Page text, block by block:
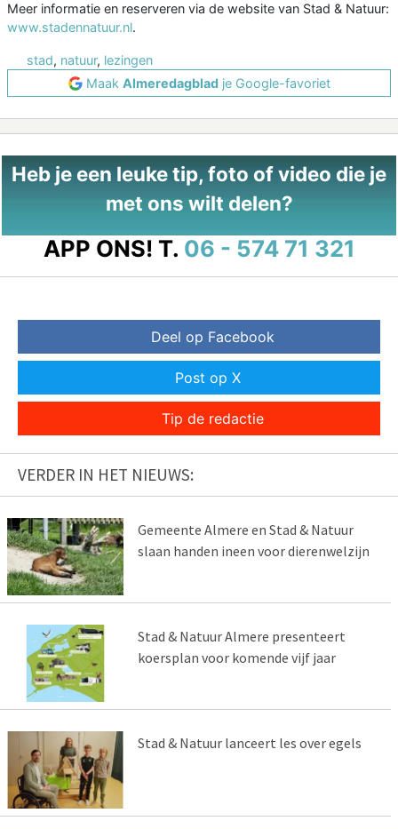
Meer informatie en reserveren via de website van Stad & Natuur:
www.stadennatuur.nl.
stad, natuur, lezingen
Maak Almeredagbladje Google-favoriet
Heb je een leuke tip, foto of video die je
met ons wilt delen?
APP ONS! T. 06 - 574 71 321
Deel op Facebook
Post op X
Tip de redactie
VERDER IN HET NIEUWS:
Gemeente Almere en Stad & Natuur
slaan handen ineen voor dierenwelzijn
Stad & Natuur Almere presenteert
koersplan voor komende vijf jaar
Stad & Natuur lanceert les over egels